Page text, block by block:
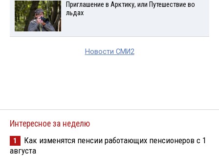
Приглашение в Арктику, или Путешествие во
льдах
Новости СМИ2
Интересное за неделю
1
Как изменятся пенсии работающих пенсионеров с 1
августа